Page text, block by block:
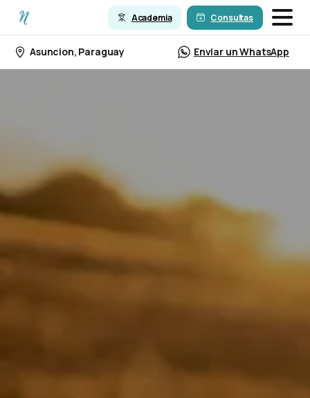
Academia Consultas
Asuncion, Paraguay Enviar un WhatsApp